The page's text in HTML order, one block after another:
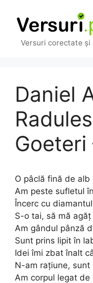
conținut
Versuri corectate și
Daniel
Goeteri
O pâclă fină de alb
Am peste sufletul
Încerc cu
S-o tai, să mă
Am gândul pânză
Sunt prins lipit în
Idei îmi zbat înalt
N-am rațiune, sunt
Am corpul legat de